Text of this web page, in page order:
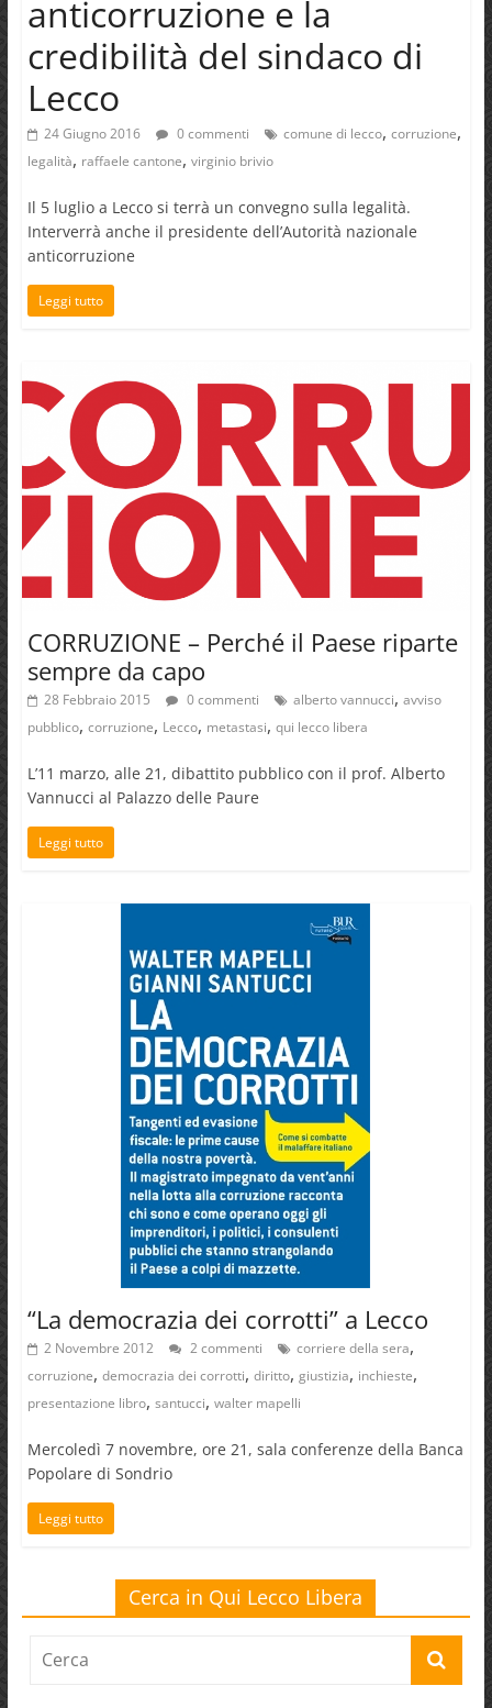
anticorruzione e la
credibilità del sindaco di
Lecco
24 Giugno 2016 0 commenti comune di lecco, corruzione,
legalità, raffaele cantone, virginio brivio
Il 5 luglio a Lecco si terrà un convegno sulla legalità.
Interverrà anche il presidente dell’Autorità nazionale
anticorruzione
Leggi tutto
CORRUZIONE – Perché il Paese riparte
sempre da capo
28 Febbraio 2015 0 commenti alberto vannucci, avviso
pubblico, corruzione, Lecco, metastasi, qui lecco libera
L’11 marzo, alle 21, dibattito pubblico con il prof. Alberto
Vannucci al Palazzo delle Paure
Leggi tutto
“La democrazia dei corrotti” a Lecco
2 Novembre 2012 2 commenti corriere della sera,
corruzione, democrazia dei corrotti, diritto, giustizia, inchieste,
presentazione libro, santucci, walter mapelli
Mercoledì 7 novembre, ore 21, sala conferenze della Banca
Popolare di Sondrio
Leggi tutto
Cerca in Qui Lecco Libera